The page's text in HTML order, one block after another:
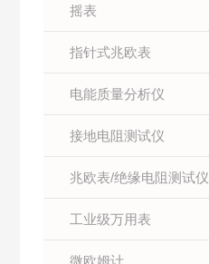
摇表
指针式兆欧表
电能质量分析仪
接地电阻测试仪
兆欧表/绝缘电阻测试仪
工业级万用表
微欧姆计